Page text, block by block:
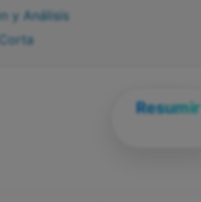
y Análisis
Resumir